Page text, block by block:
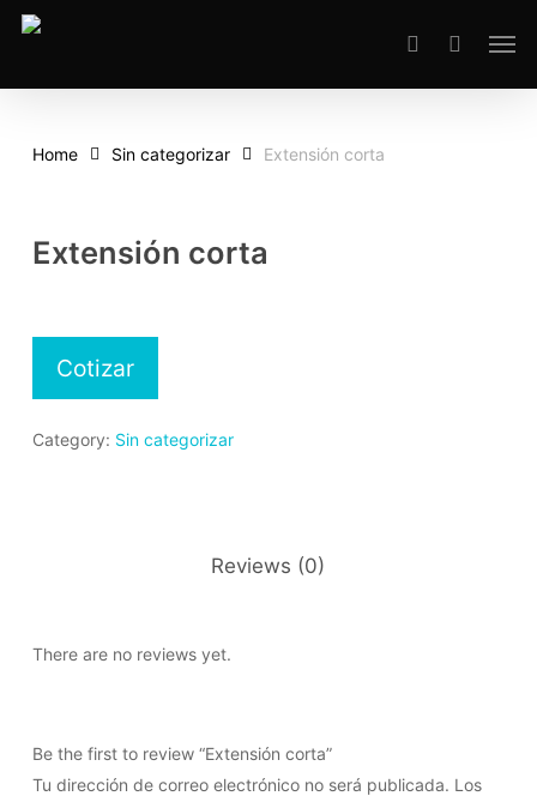
Skip
search
Home Sin categorizar Extensión corta
Extensión corta
Cotizar
Category: Sin categorizar
Reviews (0)
There are no reviews yet.
Be the first to review “Extensión corta”
Tu dirección de correo electrónico no será publicada. Los